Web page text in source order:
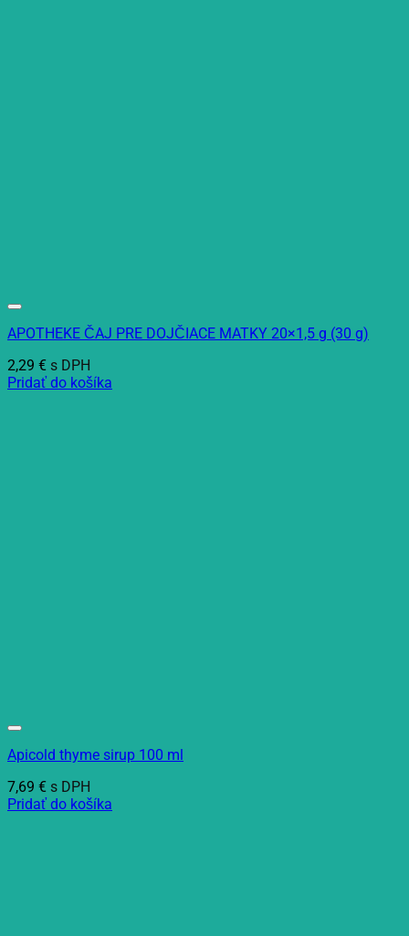
APOTHEKE ČAJ PRE DOJČIACE MATKY 20×1,5 g (30 g)
2,29 € s DPH
Pridať do košíka
Apicold thyme sirup 100 ml
7,69 € s DPH
Pridať do košíka